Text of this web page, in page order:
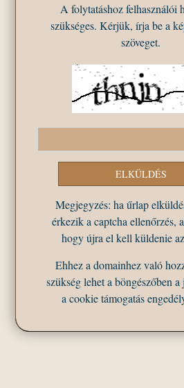
A folytatáshoz felhasználói
szükséges. Kérjük, írja be a
szöveget.
Megjegyzés: ha űrlap
érkezik a captcha ellenőrzés,
hogy újra el kell küldenie
Ehhez a domainhez való
szükség lehet a böngészőben a
a cookie támogatás